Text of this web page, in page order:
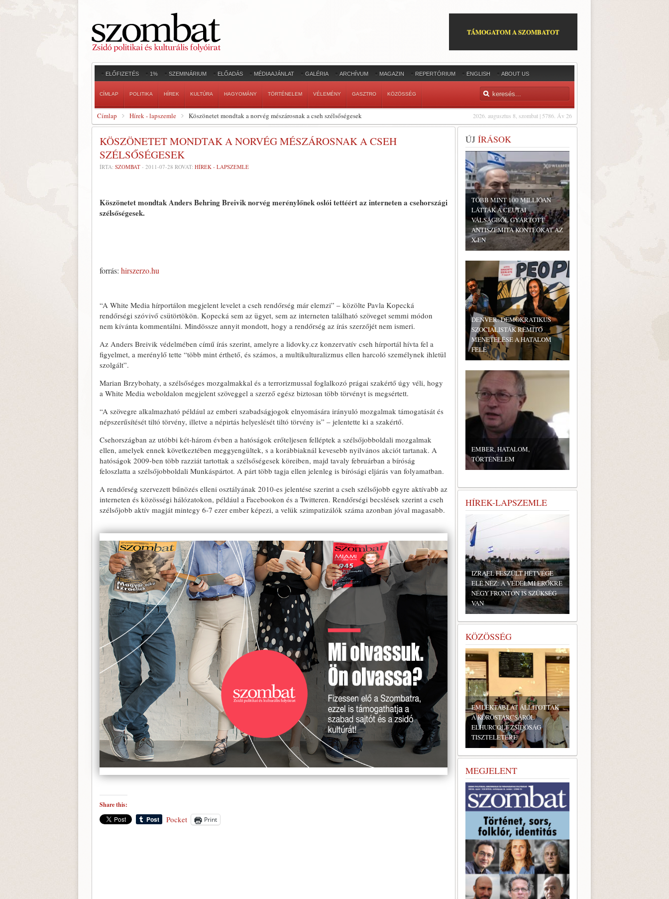
TÁMOGATOM A SZOMBATOT
ELŐFIZETÉS 1% SZEMINÁRIUM ELŐADÁS MÉDIAAJÁNLAT GALÉRIA ARCHÍVUM MAGAZIN REPERTÓRIUM ENGLISH ABOUT US
CÍMLAP POLITIKA HÍREK KULTÚRA HAGYOMÁNY TÖRTÉNELEM VÉLEMÉNY GASZTRO KÖZÖSSÉG
2026. augusztus 8, szombat | 5786. Áv 26
Címlap Hírek - lapszemle Köszönetet mondtak a norvég mészárosnak a cseh szélsőségesek
KÖSZÖNETET MONDTAK A NORVÉG MÉSZÁROSNAK A CSEH
SZÉLSŐSÉGESEK
ÍRTA: SZOMBAT - 2011-07-28 ROVAT: HÍREK - LAPSZEMLE
Köszönetet mondtak Anders Behring Breivik norvég merénylőnek oslói tettéért az interneten a csehországi
szélsőségesek.
forrás: hirszerzo.hu
“A White Media hírportálon megjelent levelet a cseh rendőrség már elemzi” – közölte Pavla Kopecká
rendőrségi szóvivő csütörtökön. Kopecká sem az ügyet, sem az interneten található szöveget semmi módon
nem kívánta kommentálni. Mindössze annyit mondott, hogy a rendőrség az írás szerzőjét nem ismeri.
Az Anders Breivik védelmében című írás szerint, amelyre a lidovky.cz konzervatív cseh hírportál hívta fel a
figyelmet, a merénylő tette “több mint érthető, és számos, a multikulturalizmus ellen harcoló személynek ihletül
szolgált”.
Marian Brzybohaty, a szélsőséges mozgalmakkal és a terrorizmussal foglalkozó prágai szakértő úgy véli, hogy
a White Media weboldalon megjelent szöveggel a szerző egész biztosan több törvényt is megsértett.
“A szövegre alkalmazható például az emberi szabadságjogok elnyomására irányuló mozgalmak támogatását és
népszerűsítését tiltó törvény, illetve a népirtás helyeslését tiltó törvény is” – jelentette ki a szakértő.
Csehországban az utóbbi két-három évben a hatóságok erőteljesen felléptek a szélsőjobboldali mozgalmak
ellen, amelyek ennek következtében meggyengültek, s a korábbiaknál kevesebb nyilvános akciót tartanak. A
hatóságok 2009-ben több razziát tartottak a szélsőségesek köreiben, majd tavaly februárban a bíróság
feloszlatta a szélsőjobboldali Munkáspártot. A párt több tagja ellen jelenleg is bírósági eljárás van folyamatban.
A rendőrség szervezett bűnözés elleni osztályának 2010-es jelentése szerint a cseh szélsőjobb egyre aktívabb az
interneten és közösségi hálózatokon, például a Facebookon és a Twitteren. Rendőrségi becslések szerint a cseh
szélsőjobb aktív magját mintegy 6-7 ezer ember képezi, a velük szimpatizálók száma azonban jóval magasabb.
Share this:
Pocket Print
ÚJ ÍRÁSOK
TÖBB MINT 100 MILLIÓAN
LÁTTÁK A CEUTAI
VÁLSÁGBÓL GYÁRTOTT
ANTISZEMITA KONTEÓKAT AZ
X-EN
DENVER: DEMOKRATIKUS
SZOCIALISTÁK RÉMÍTŐ
MENETELÉSE A HATALOM
FELÉ
EMBER, HATALOM,
TÖRTÉNELEM
HÍREK-LAPSZEMLE
IZRAEL FESZÜLT HÉTVÉGE
ELÉ NÉZ: A VÉDELMI ERŐKRE
NÉGY FRONTON IS SZÜKSÉG
VAN
KÖZÖSSÉG
EMLÉKTÁBLÁT ÁLLÍTOTTAK
A KÖRÖSTARCSÁRÓL
ELHURCOLT ZSIDÓSÁG
TISZTELETÉRE
MEGJELENT